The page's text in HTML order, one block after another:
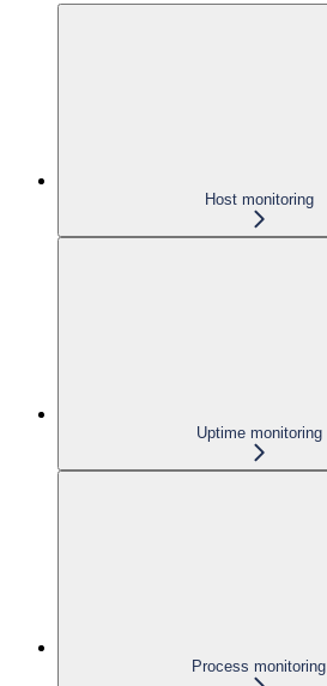
Host monitoring
Uptime monitoring
Process monitoring